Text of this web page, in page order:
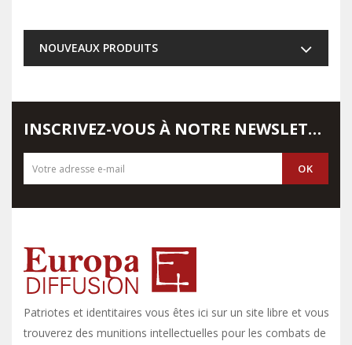
NOUVEAUX PRODUITS
INSCRIVEZ-VOUS À NOTRE NEWSLETTER
Patriotes et identitaires vous êtes ici sur un site libre et vous y
trouverez des munitions intellectuelles pour les combats de